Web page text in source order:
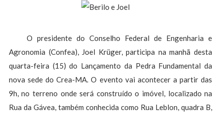
O presidente do Conselho Federal de Engenharia e
Agronomia (Confea), Joel Krüger, participa na manhã desta
quarta-feira (15) do Lançamento da Pedra Fundamental da
nova sede do Crea-MA. O evento vai acontecer a partir das
9h, no terreno onde será construído o imóvel, localizado na
Rua da Gávea, também conhecida como Rua Leblon, quadra B,